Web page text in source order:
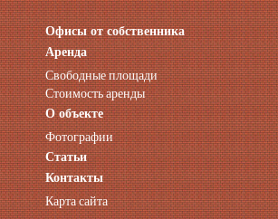
Офисы от собственника
Аренда нежилых помещений
Аренда помещений от собственника
Аренда конференц-зала СПб
Офисы у метро
Офисы в Адмиралтейском районе
Помещения с отдельным входом
Небольшие офисы
Аренда офиса около метро
Снять помещение у метро
Аренда помещений у метро
Аренда помещений район
Аренда
Свободные площади
Стоимость аренды
О объекте
Фотографии
Статьи
Контакты
Карта сайта